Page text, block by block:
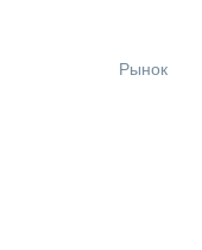
Рынок